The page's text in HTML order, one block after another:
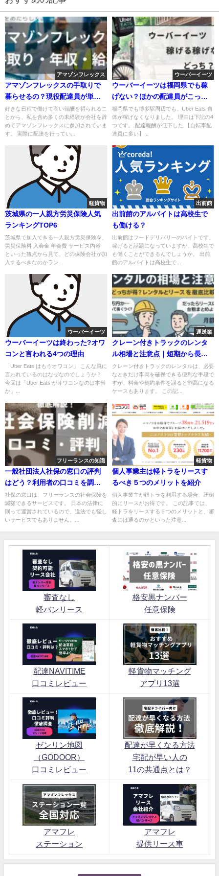
アマゾンフレックス
アマゾンフレックスの手取りで
暮らせるの？現役配達員が単価
や経費からシュミレーション解
説
好きな日程で働けて高い報酬を得られるこ
とから、私を含め多くの未経験が会社を辞
めてアマゾンフレックスに参加されていま
す。 実際に配達を行ってい...
ウーバーイーツ
ウーバーイーツは福岡県でも稼
げない？ほかの配達員がこっそ
り稼いでいる仕事を紹介
福岡県でも博多駅周辺でも、Uber Eats 自
体が稼げなくなりました。 理由は下記の4
つです。 配達報酬が低下した 【自転車配
達員に多い】...
軽貨物
茨城県の一人親方労災保険人気
ランキングTOP6
茨城県で加入できる一人親方労災保険を、
労災保険料 入会金 年会費 サービス内容
といった観点から見て、どの保険会社が加
入するべきなのかラン...
出前館
出前館のアルバイトは高校生で
も働ける？
出前館はフードデリバリーのバイトです。
稼げると話題になっていますが、高校生で
も働くことができるんでしょうか。 出前
館のアルバイトは高校生で...
ウーバーイーツ
ウーバーイーツは終わった?オワ
コンと言われる4つの理由
「Uber Eats はもうオワコン」 こんな風に
言われているのはなぜなのでしょうか？
今回は「Uber Eats がオワコンなのは本当
か」...
運送業
クレーン付きトラックのレンタ
ル相場と注意点｜短期から長期
まで比較・おすすめ業者紹介
クレーン付きトラックのレンタルは、必要
なときだけ車両を確保できる便利な手段で
すが、料金や契約条件を誤ると割高になる
ケースもあります。 この記...
フリーランスの知識
一般社団法人社保の窓口の評判
はどう？利用者の口コミを調
査！
社保の窓口は、フリーランスの社会保険を
減額できるサービスです。 日本の法律に
則って運営されているので、違法でも怪し
いサービスでもありません。...
軽貨物
個人事業主は軽トラをリースす
るべき５つのメリットを紹介
個人事業主が軽トラを利用する場合、圧倒
的にリースがお得です。 この記事では、
軽トラをリースする５つのメリットと、審
査には通るのかといった注意...
審査なし
軽バンリース
格安黒ナンバー
任意保険
配達NAVITIME
口コミレビュー
軽貨物マッチング
アプリ13選
ゼンリン地図
（GODOOR）
口コミレビュー
配達が早くなる方法
宅配が早い人の
11の共通点とは？
アマフレ
ステーション
アマフレ
提供リース車